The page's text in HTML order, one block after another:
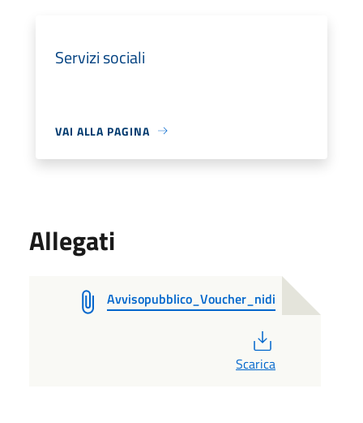
Servizi sociali
VAI ALLA PAGINA
Allegati
Avvisopubblico_Voucher_nidi
Scarica